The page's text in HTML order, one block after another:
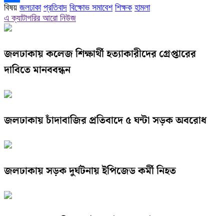
Link
Share
বিষয় জলঢাকা প্রতিবাদ বিক্ষোভ সমাবেশ শিক্ষক হামলা
এ ক্যাটাগরির আরো নিউজ
জলঢাকায় কলেজ শিক্ষার্থী হত্যাকারীদের গ্রেপ্তারের
দাবিতে মানববন্ধন
জলঢাকায় চাঁদাবাজির প্রতিবাদে ৫ ঘন্টা সড়ক অবরোধ
জলঢাকায় সড়ক দুর্ঘটনায় ইপিজেড কর্মী নিহত